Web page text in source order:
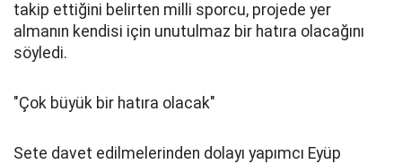
takip ettiğini belirten milli sporcu, projede yer
almanın kendisi için unutulmaz bir hatıra olacağını
söyledi.
"Çok büyük bir hatıra olacak"
Sete davet edilmelerinden dolayı yapımcı Eyüp